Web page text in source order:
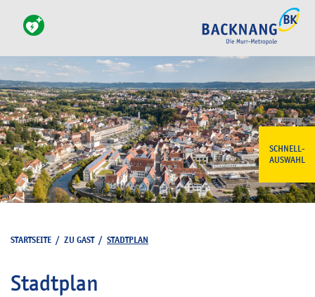
SCHNELL-
AUSWAHL
STARTSEITE / ZU GAST/ STADTPLAN
Stadtplan